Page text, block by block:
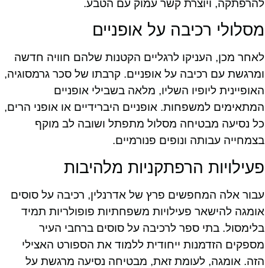
להרפתקה, ויוצרת קשר עמוק עם הטבע.
מסלולי רכיבה על אופניים
לאחר מכן, העניקו לרגליים הקטנות שלהם חוויה חדשה
ומרגשת עם רכיבה על אופניים. קרבתו של סכר גרמסוגיה,
האופיינית ליופיו השליו, מלאה בשבילי אופניים
המתאימים למשפחות. אופניים היברידיים או אופני הרים,
כל נסיעה מבטיחה מסלול מתפתל ושובה לב מוקף
בצמחייה עבותה ונופים פנורמיים.
פעילויות הרפתקניות מלהיבות
עבור אלה המחפשים פרץ של אדרנלין, רכיבה על סוסים
אומגה להישאר פעילויות משפחתיות פופולריות תמיד
בלימסול. בתי ספר לרכיבה על סוסים ברחבי העיר
מספקים הזדמנות ייחודית ללמוד את הספורט האצילי
הזה. אומגה, לעומת זאת, מבטיחה נסיעה מרגשת על